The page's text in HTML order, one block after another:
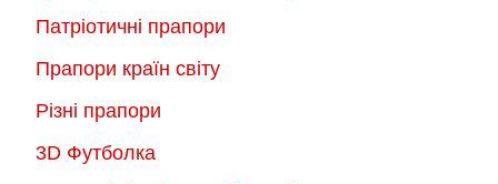
Патріотичні прапори
Прапори країн світу
Різні прапори
3D Футболка